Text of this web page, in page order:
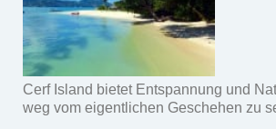
Cerf Island bietet Entspannung und
weg vom eigentlichen Geschehen zu